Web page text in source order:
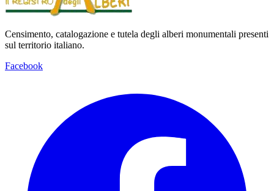
Censimento, catalogazione e tutela degli alberi monumentali presenti
sul territorio italiano.
Facebook